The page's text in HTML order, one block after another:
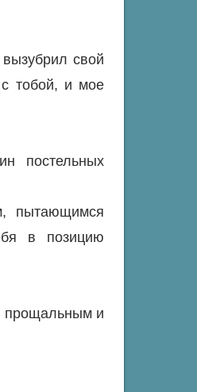
свой
тобой, и мое
постельных
пытающимся
в позицию
прощальным и